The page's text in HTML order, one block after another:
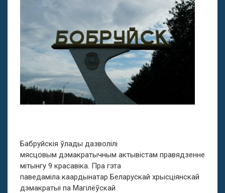
Бабруйскія ўлады дазволілі
мясцовым дэмакратычным актывістам правядзенне
мітынгу 9 красавіка. Пра гэта
паведаміла каардынатар Беларускай хрысціянскай
дэмакратыі па Магілёўскай